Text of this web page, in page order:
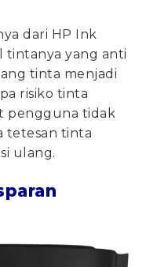
dari HP Ink
tintanya yang anti
tinta menjadi
risiko tinta
pengguna tidak
tetesan tinta
ulang.